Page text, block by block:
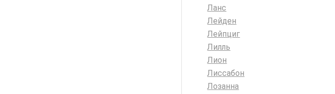
Ланс
Лейден
Лейпциг
Лилль
Лион
Лиссабон
Лозанна